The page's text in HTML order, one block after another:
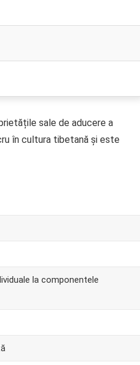
sale de aducere a
în cultura tibetană și este
la componentele